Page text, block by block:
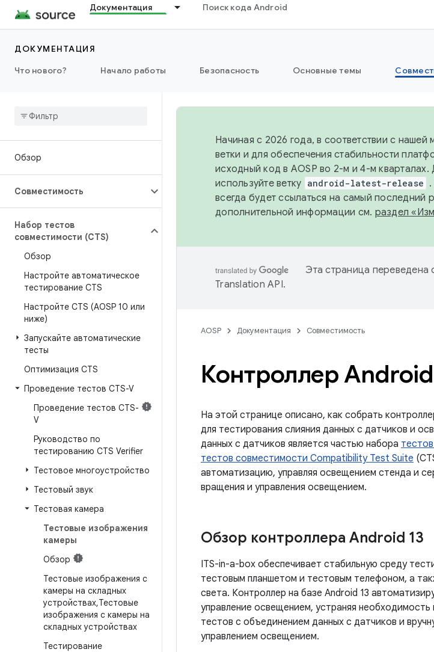
Документация Поиск кода Android
ДОКУМЕНТАЦИЯ
Что нового?
Начало работы Безопасность Основные темы
Обзор
Совместимость
Набор тестов
совместимости (CTS)
Обзор
Настройте автоматическое
тестирование CTS
Настройте CTS (AOSP 10 или
ниже)
Запускайте автоматические
тесты
Оптимизация CTS
Проведение тестов CTS-V
Проведение тестов CTS-
V
Руководство по
тестированию CTS Verifier
Тестовое многоустройство
Тестовый звук
Тестовая камера
Тестовые изображения
камеры
Обзор
Тестовые изображения с
камеры на складных
устройствах,Тестовые
изображения с камеры на
складных устройствах
Тестирование
Начиная с 2026 года, в соответствии с
ветки и для обеспечения стабильности
исходный код в AOSP во 2-м и 4-м
используйте ветку android-latest-release
всегда будет ссылаться на самый последний
дополнительной информации см. раздел
Эта страница
Translation API.
AOSP Документация Совместимость
Контроллер
На этой странице описано, как собрать
для тестирования слияния данных с датчиков и
данных с датчиков является частью набора
тестов совместимости Compatibility Test Suite
автоматизацию, управляя освещением стенда и
вращения и управления освещением.
Обзор контроллера Android 13
ITS-in-a-box обеспечивает стабильную среду
тестовым планшетом и тестовым телефоном, а
света. Контроллер на базе Android 13
управление освещением, устраняя
тестов с объединением данных с датчиков и
управлением освещением.